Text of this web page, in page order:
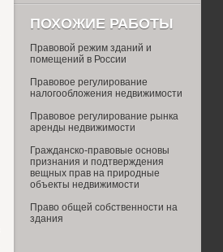
ПОХОЖИЕ РАБОТЫ
Правовой режим зданий и
помещений в России
Правовое регулирование
налогообложения недвижимости
Правовое регулирование рынка
аренды недвижимости
Гражданско-правовые основы
признания и подтверждения
вещных прав на природные
объекты недвижимости
Право общей собственности на
здания